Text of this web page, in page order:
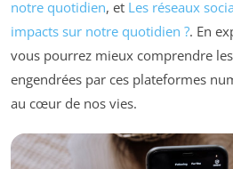
notre quotidien, et Les réseaux
impacts sur notre quotidien ?. En
vous pourrez mieux comprendre
engendrées par ces plateformes
au cœur de nos vies.